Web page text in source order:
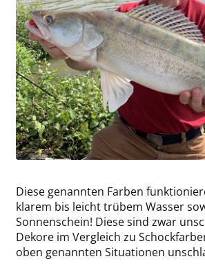
Diese genannten Farben
klarem bis leicht trübem Wasser
Sonnenschein! Diese sind zwar
Dekore im Vergleich zu
oben genannten Situationen